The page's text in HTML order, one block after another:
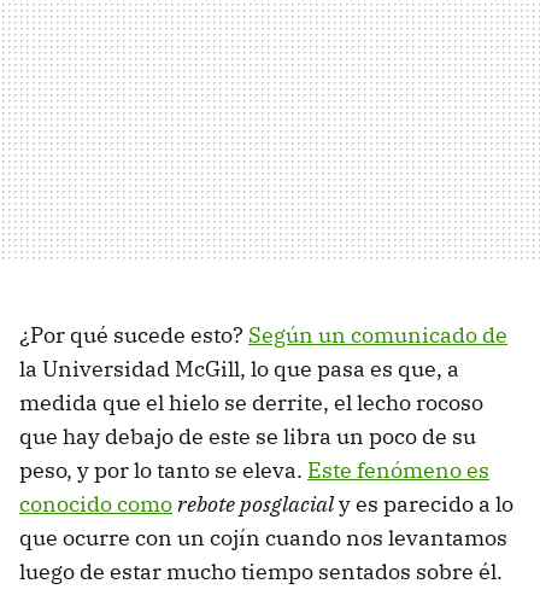
¿Por qué sucede esto? Según un comunicado de
la Universidad McGill, lo que pasa es que, a
medida que el hielo se derrite, el lecho rocoso
que hay debajo de este se libra un poco de su
peso, y por lo tanto se eleva. Este fenómeno es
conocido comorebote posglacialy es parecido a lo
que ocurre con un cojín cuando nos levantamos
luego de estar mucho tiempo sentados sobre él.